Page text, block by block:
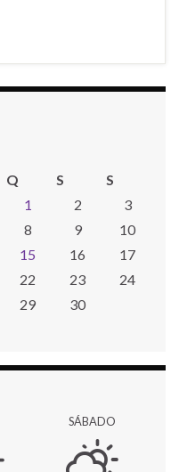
Q S
S
1
2
3
8 9
10
15 16
17
22 23
24
29
30
SÁBADO